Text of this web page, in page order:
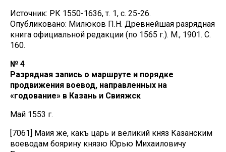
Источник: РК 1550-1636, т. 1, с. 25-26.
Опубликовано: Милюков П.Н. Древнейшая разрядная
книга официальной редакции (по 1565 г.). М., 1901. С.
160.
№ 4
Разрядная запись о маршруте и порядке
продвижения воевод, направленных на
«годование» в Казань и Свияжск
Май 1553 г.
[7061] Маия же, какъ царь и великий княз Казанским
воеводам боярину князю Юрью Михаиловичу